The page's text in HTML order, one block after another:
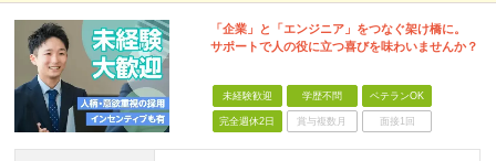
「企業」と「エンジニア」をつなぐ架け橋に。
サポートで人の役に立つ喜びを味わいませんか？
未経験歓迎 学歴不問 ベテランOK
完全週休2日 賞与複数月 面接1回